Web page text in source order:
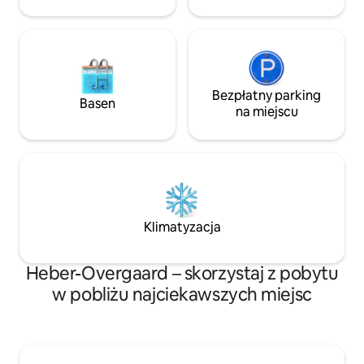
Kamera na terenie obiektu, skierowana
Basen
Bezpłatny parking
na miejscu
Klimatyzacja
Heber-Overgaard – skorzystaj z pobytu
w pobliżu najciekawszych miejsc